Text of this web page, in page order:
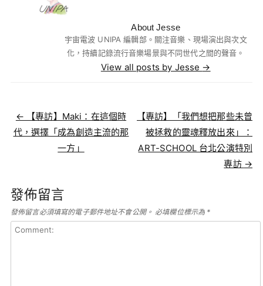
About Jesse
宇宙電波 UNIPA 編輯部。關注音樂、現場演出與次文
化，持續記錄流行音樂場景與不同世代之間的聲音。
View all posts by Jesse →
Post navigation
← 【專訪】Maki：在這個時
代，選擇「成為創造主流的那
一方」
【專訪】「我們想把那些未曾
被拯救的靈魂釋放出來」：
ART-SCHOOL 台北公演特別
專訪 →
發佈留言
發佈留言必須填寫的電子郵件地址不會公開。 必填欄位標示為 *